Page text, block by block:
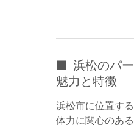
浜松のパ
魅力と特徴
浜松市に位置す
体力に関心のあ